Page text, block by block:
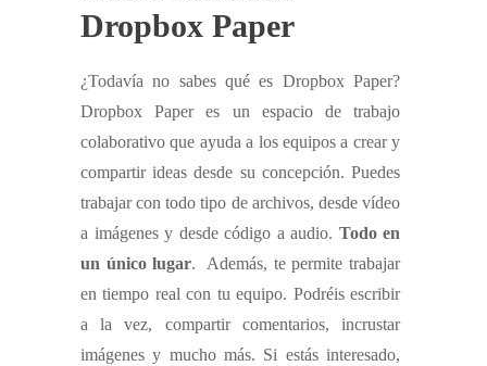
Dropbox Paper
¿Todavía no sabes qué es Dropbox Paper?
Dropbox Paper es un espacio de trabajo
colaborativo que ayuda a los equipos a crear y
compartir ideas desde su concepción. Puedes
trabajar con todo tipo de archivos, desde vídeo
a imágenes y desde código a audio. Todo en
un único lugar. Además, te permite trabajar
en tiempo real con tu equipo. Podréis escribir
a la vez, compartir comentarios, incrustar
imágenes y mucho más. Si estás interesado,